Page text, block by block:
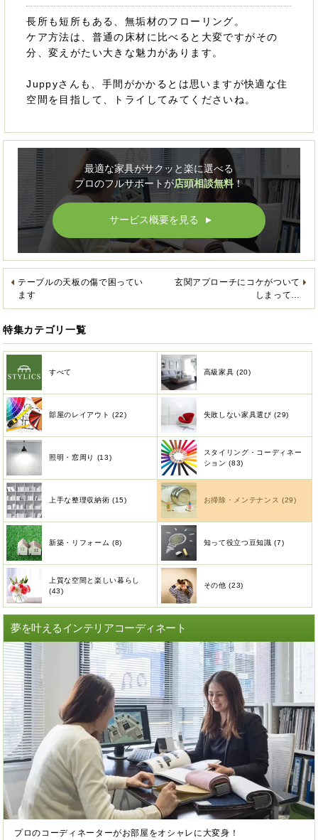
長所も短所もある、無垢材のフローリング。
ケア方法は、普通の床材に比べると大変ですがその
分、変えがたい大きな魅力があります。
Juppyさんも、手間がかかるとは思いますが快適な住
空間を目指して、トライしてみてくださいね。
最適な家具がサクッと楽に選べる
プロのフルサポートが店頭相談無料！
サービス概要を見る ▲
玄関アプローチにコケがついて
しまって…
テーブルの天板の傷で困ってい
ます
特集カテゴリ一覧
すべて 高級家具 (20)
部屋のレイアウト (22) 失敗しない家具選び (29)
照明・窓周り (13)
スタイリング・コーディネー
ション (83)
上手な整理収納術 (15) お掃除・メンテナンス (29)
新築・リフォーム (8) 知って役立つ豆知識 (7)
上質な空間と楽しい暮らし
(43)
その他 (23)
夢を叶えるインテリアコーディネート
プロのコーディネーターがお部屋をオシャレに大変身！